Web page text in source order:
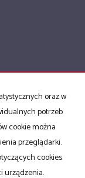
oraz w
potrzeb
cookie można
przeglądarki.
cookies
urządzenia.